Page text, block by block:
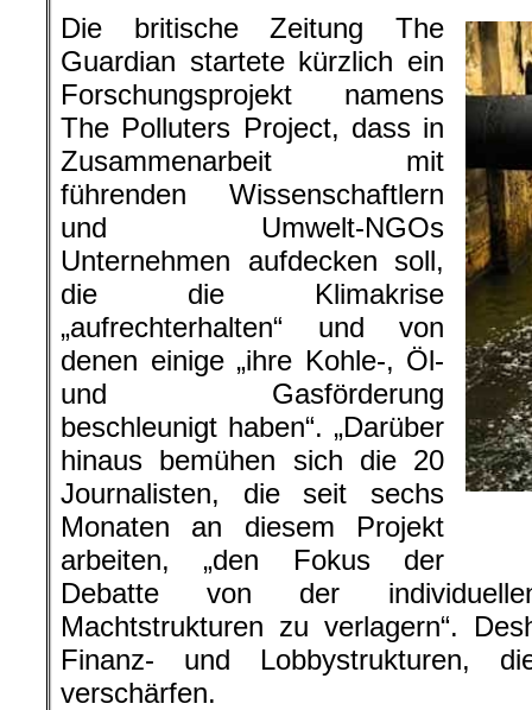
Die britische Zeitung The
Guardian startete kürzlich ein
Forschungsprojekt namens
The Polluters Project, dass in
Zusammenarbeit mit
führenden Wissenschaftlern
und Umwelt-NGOs
Unternehmen aufdecken soll,
die die Klimakrise
„aufrechterhalten“ und von
denen einige „ihre Kohle-, Öl-
und Gasförderung
beschleunigt haben“. „Darüber
hinaus bemühen sich die 20
Journalisten, die seit sechs
Monaten an diesem Projekt
arbeiten, „den Fokus der
Debatte von der
Machtstrukturen zu verlagern“.
Finanz- und Lobbystrukturen,
verschärfen.